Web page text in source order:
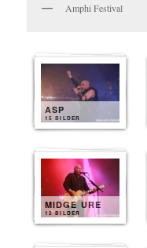
Amphi Festival
ASP
15 BILDER
MIDGE URE
12 BILDER